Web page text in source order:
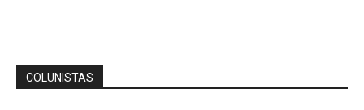
COLUNISTAS